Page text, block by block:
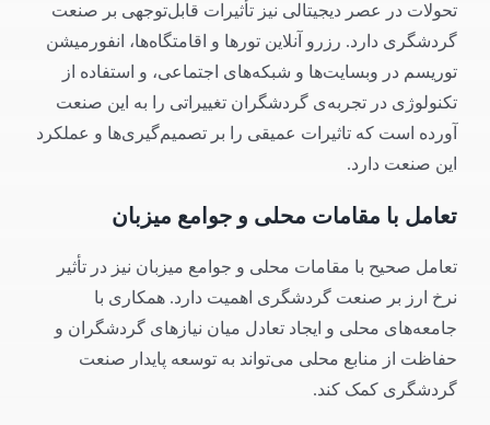
تحولات در عصر دیجیتالی نیز تأثیرات قابل‌توجهی بر صنعت
گردشگری دارد. رزرو آنلاین تورها و اقامتگاه‌ها، انفورمیشن
توریسم در وبسایت‌ها و شبکه‌های اجتماعی، و استفاده از
تکنولوژی در تجربه‌ی گردشگران تغییراتی را به این صنعت
آورده است که تاثیرات عمیقی را بر تصمیم‌گیری‌ها و عملکرد
این صنعت دارد.
تعامل با مقامات محلی و جوامع میزبان
تعامل صحیح با مقامات محلی و جوامع میزبان نیز در تأثیر
نرخ ارز بر صنعت گردشگری اهمیت دارد. همکاری با
جامعه‌های محلی و ایجاد تعادل میان نیازهای گردشگران و
حفاظت از منابع محلی می‌تواند به توسعه پایدار صنعت
گردشگری کمک کند.